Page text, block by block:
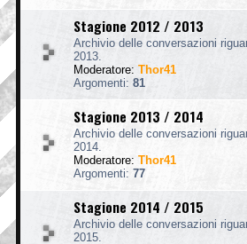
Stagione 2012 / 2013
Archivio delle conversazioni
2013.
Moderatore: Thor41
Argomenti: 81
Stagione 2013 / 2014
Archivio delle conversazioni
2014.
Moderatore: Thor41
Argomenti: 77
Stagione 2014 / 2015
Archivio delle conversazioni
2015.